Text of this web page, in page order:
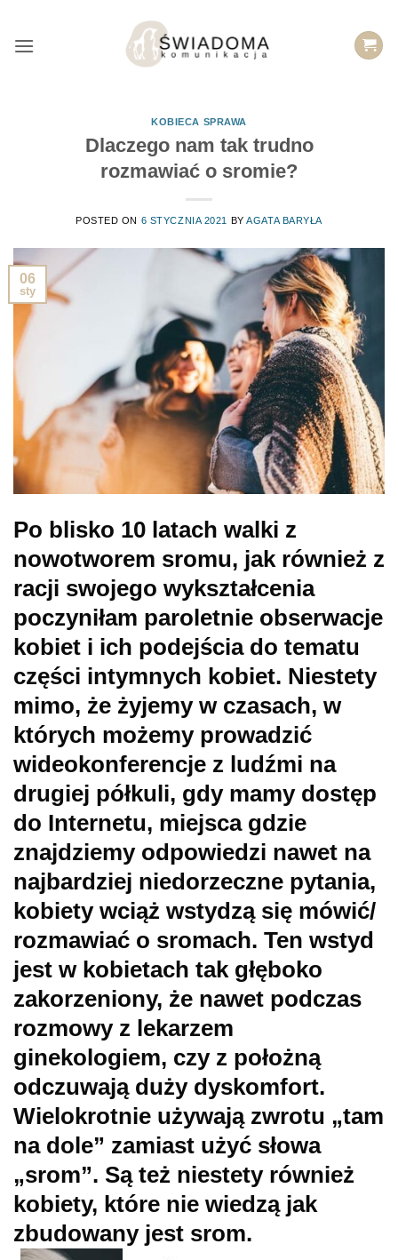
treści
KOBIECA SPRAWA
Dlaczego nam tak trudno
rozmawiać o sromie?
POSTED ON 6 STYCZNIA 2021 BYAGATA BARYŁA
06
sty
Po blisko 10 latach walki z
nowotworem sromu, jak również z
racji swojego wykształcenia
poczyniłam paroletnie obserwacje
kobiet i ich podejścia do tematu
części intymnych kobiet. Niestety
mimo, że żyjemy w czasach, w
których możemy prowadzić
wideokonferencje z ludźmi na
drugiej półkuli, gdy mamy dostęp
do Internetu, miejsca gdzie
znajdziemy odpowiedzi nawet na
najbardziej niedorzeczne pytania,
kobiety wciąż wstydzą się mówić/
rozmawiać o sromach. Ten wstyd
jest w kobietach tak głęboko
zakorzeniony, że nawet podczas
rozmowy z lekarzem
ginekologiem, czy z położną
odczuwają duży dyskomfort.
Wielokrotnie używają zwrotu „tam
na dole” zamiast użyć słowa
„srom”. Są też niestety również
kobiety, które nie wiedzą jak
zbudowany jest srom.